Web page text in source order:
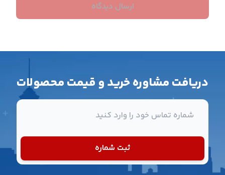
ارسال دیدگاه
دریافت مشاوره خرید و قیمت محصولات
شماره تماس
ثبت شماره